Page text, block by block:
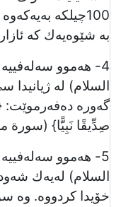
100چیلكە
بە شێوەیەك كە
4- هەموو
السلام) لە
گەورە دەفەرموێت:
صِدِّيقًا نَبِيًّا} (سورة
5- هەموو